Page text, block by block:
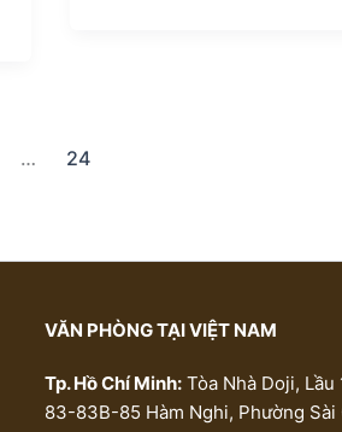
… 24
VĂN PHÒNG TẠI VIỆT NAM
Tp. Hồ Chí Minh:Tòa Nhà Doji, Lầu
83-83B-85 Hàm Nghi, Phường Sài